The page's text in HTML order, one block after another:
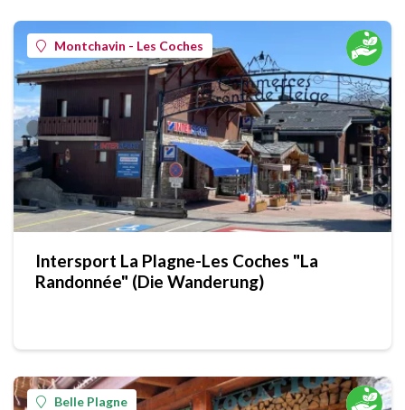
Montchavin - Les Coches
Intersport La Plagne-Les Coches "La
Randonnée" (Die Wanderung)
Belle Plagne